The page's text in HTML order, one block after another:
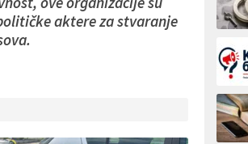
aktere za stvaranje